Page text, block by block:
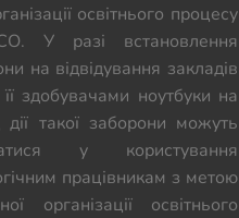
освітнього процесу
У разі встановлення
на відвідування закладів
її здобувачами ноутбуки на
дії такої заборони можуть
у користування
працівникам з метою
організації освітнього